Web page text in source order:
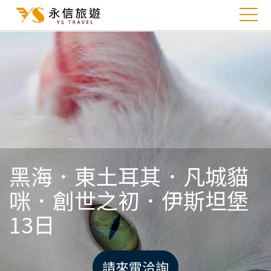
黑海．東土耳其．凡城貓
咪．創世之初．伊斯坦堡
13日
請來電洽詢